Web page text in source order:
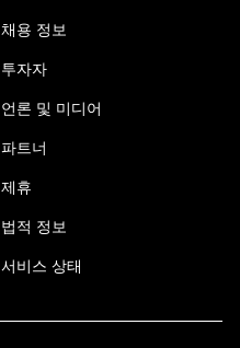
채용 정보
투자자
언론 및 미디어
파트너
제휴
법적 정보
서비스 상태